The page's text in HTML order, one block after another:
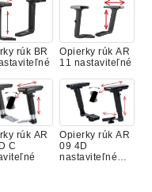
rúk BR
Opierky rúk AR
11 nastaviteľné
rúk AR
C
Opierky rúk AR
09 4D
nastaviteľné